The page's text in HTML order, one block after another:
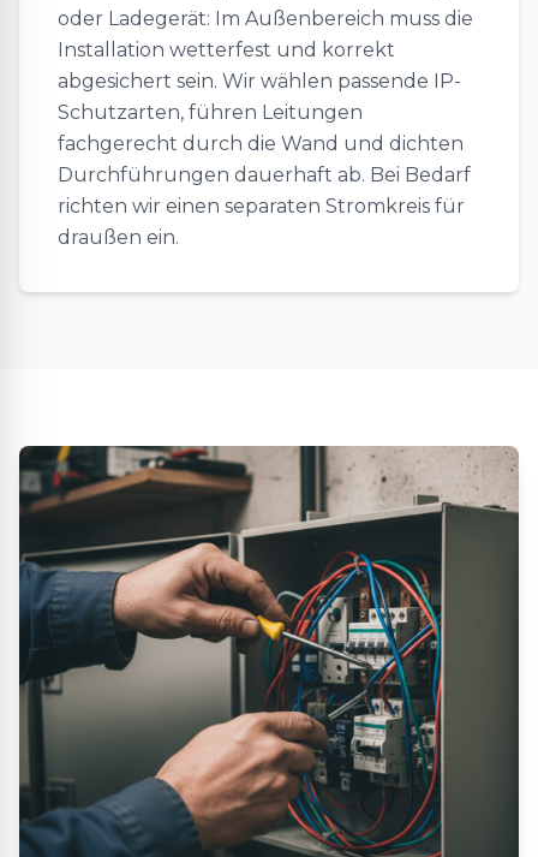
oder Ladegerät: Im Außenbereich muss die
Installation wetterfest und korrekt
abgesichert sein. Wir wählen passende IP-
Schutzarten, führen Leitungen
fachgerecht durch die Wand und dichten
Durchführungen dauerhaft ab. Bei Bedarf
richten wir einen separaten Stromkreis für
draußen ein.